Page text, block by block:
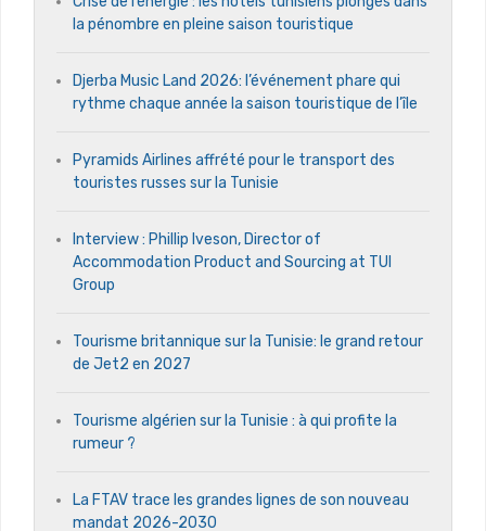
la pénombre en pleine saison touristique
Djerba Music Land 2026: l’événement phare qui
rythme chaque année la saison touristique de l’île
Pyramids Airlines affrété pour le transport des
touristes russes sur la Tunisie
Interview : Phillip Iveson, Director of
Accommodation Product and Sourcing at TUI
Group
Tourisme britannique sur la Tunisie: le grand retour
de Jet2 en 2027
Tourisme algérien sur la Tunisie : à qui profite la
rumeur ?
La FTAV trace les grandes lignes de son nouveau
mandat 2026-2030